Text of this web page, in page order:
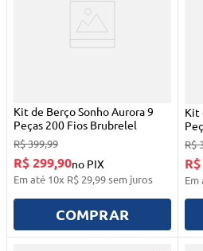
Kit de Berço Sonho Aurora 9
Peças 200 Fios Brubrelel
R$399,99
R$ 299,90no PIX
Em até 10x R$ 29,99sem juros
COMPRAR
Kit
R$
Em